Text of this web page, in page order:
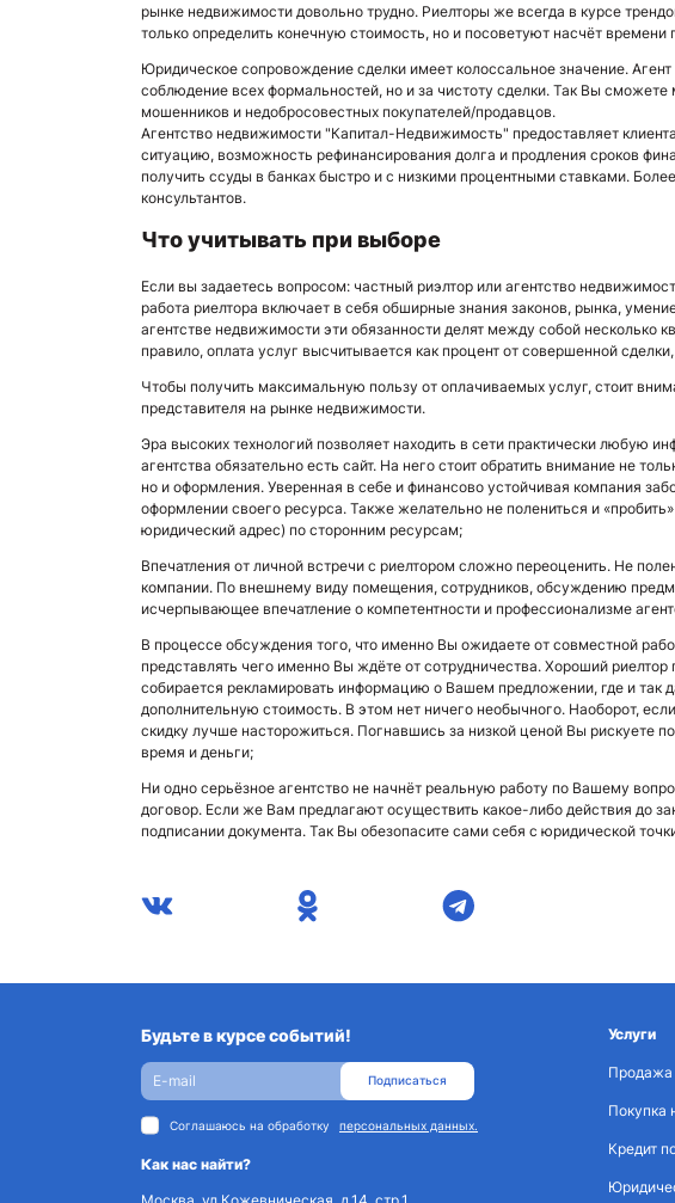
рынке недвижимости довольно трудно. Риелторы же всегда в курсе
только определить конечную стоимость, но и посоветуют насчёт времени
Юридическое сопровождение сделки имеет колоссальное значение.
соблюдение всех формальностей, но и за чистоту сделки. Так Вы сможете
мошенников и недобросовестных покупателей/продавцов.
Агентство недвижимости "Капитал-Недвижимость" предоставляет
ситуацию, возможность рефинансирования долга и продления сроков
получить ссуды в банках быстро и с низкими процентными ставками.
консультантов.
Что учитывать при выборе
Если вы задаетесь вопросом: частный риэлтор или агентство
работа риелтора включает в себя обширные знания законов, рынка,
агентстве недвижимости эти обязанности делят между собой несколько
правило, оплата услуг высчитывается как процент от совершенной
Чтобы получить максимальную пользу от оплачиваемых услуг, стоит
представителя на рынке недвижимости.
Эра высоких технологий позволяет находить в сети практически любую
агентства обязательно есть сайт. На него стоит обратить внимание не
но и оформления. Уверенная в себе и финансово устойчивая компания
оформлении своего ресурса. Также желательно не полениться и
юридический адрес) по сторонним ресурсам;
Впечатления от личной встречи с риелтором сложно переоценить. Не
компании. По внешнему виду помещения, сотрудников, обсуждению
исчерпывающее впечатление о компетентности и профессионализме
В процессе обсуждения того, что именно Вы ожидаете от совместной
представлять чего именно Вы ждёте от сотрудничества. Хороший
собирается рекламировать информацию о Вашем предложении, где и так
дополнительную стоимость. В этом нет ничего необычного. Наоборот,
скидку лучше насторожиться. Погнавшись за низкой ценой Вы рискуете
время и деньги;
Ни одно серьёзное агентство не начнёт реальную работу по Вашему
договор. Если же Вам предлагают осуществить какое-либо действия до
подписании документа. Так Вы обезопасите сами себя с юридической
Будьте в курсе событий!
Подписаться
Соглашаюсь на обработку персональных данных.
Как нас найти?
Услуги
Продажа
Покупка
Кредит